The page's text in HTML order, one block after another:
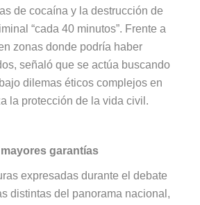
de cocaína y la destrucción de
“cada 40 minutos”. Frente a
zonas donde podría haber
señaló que se actúa buscando
dilemas éticos complejos en
la protección de la vida civil.
garantías
expresadas durante el debate
distintas del panorama nacional,